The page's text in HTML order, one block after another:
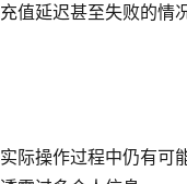
值延迟甚至失败的情
际操作过程中仍有可